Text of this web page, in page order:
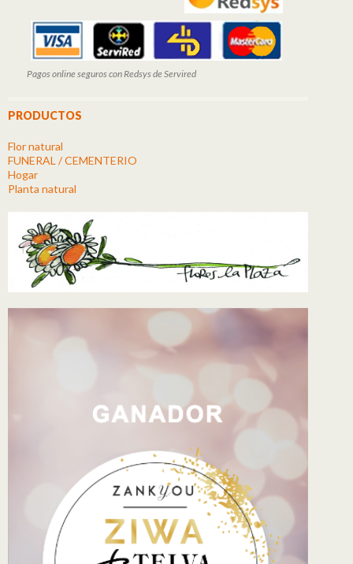
Pagos online seguros con Redsys de Servired
PRODUCTOS
Flor natural
FUNERAL / CEMENTERIO
Hogar
Planta natural